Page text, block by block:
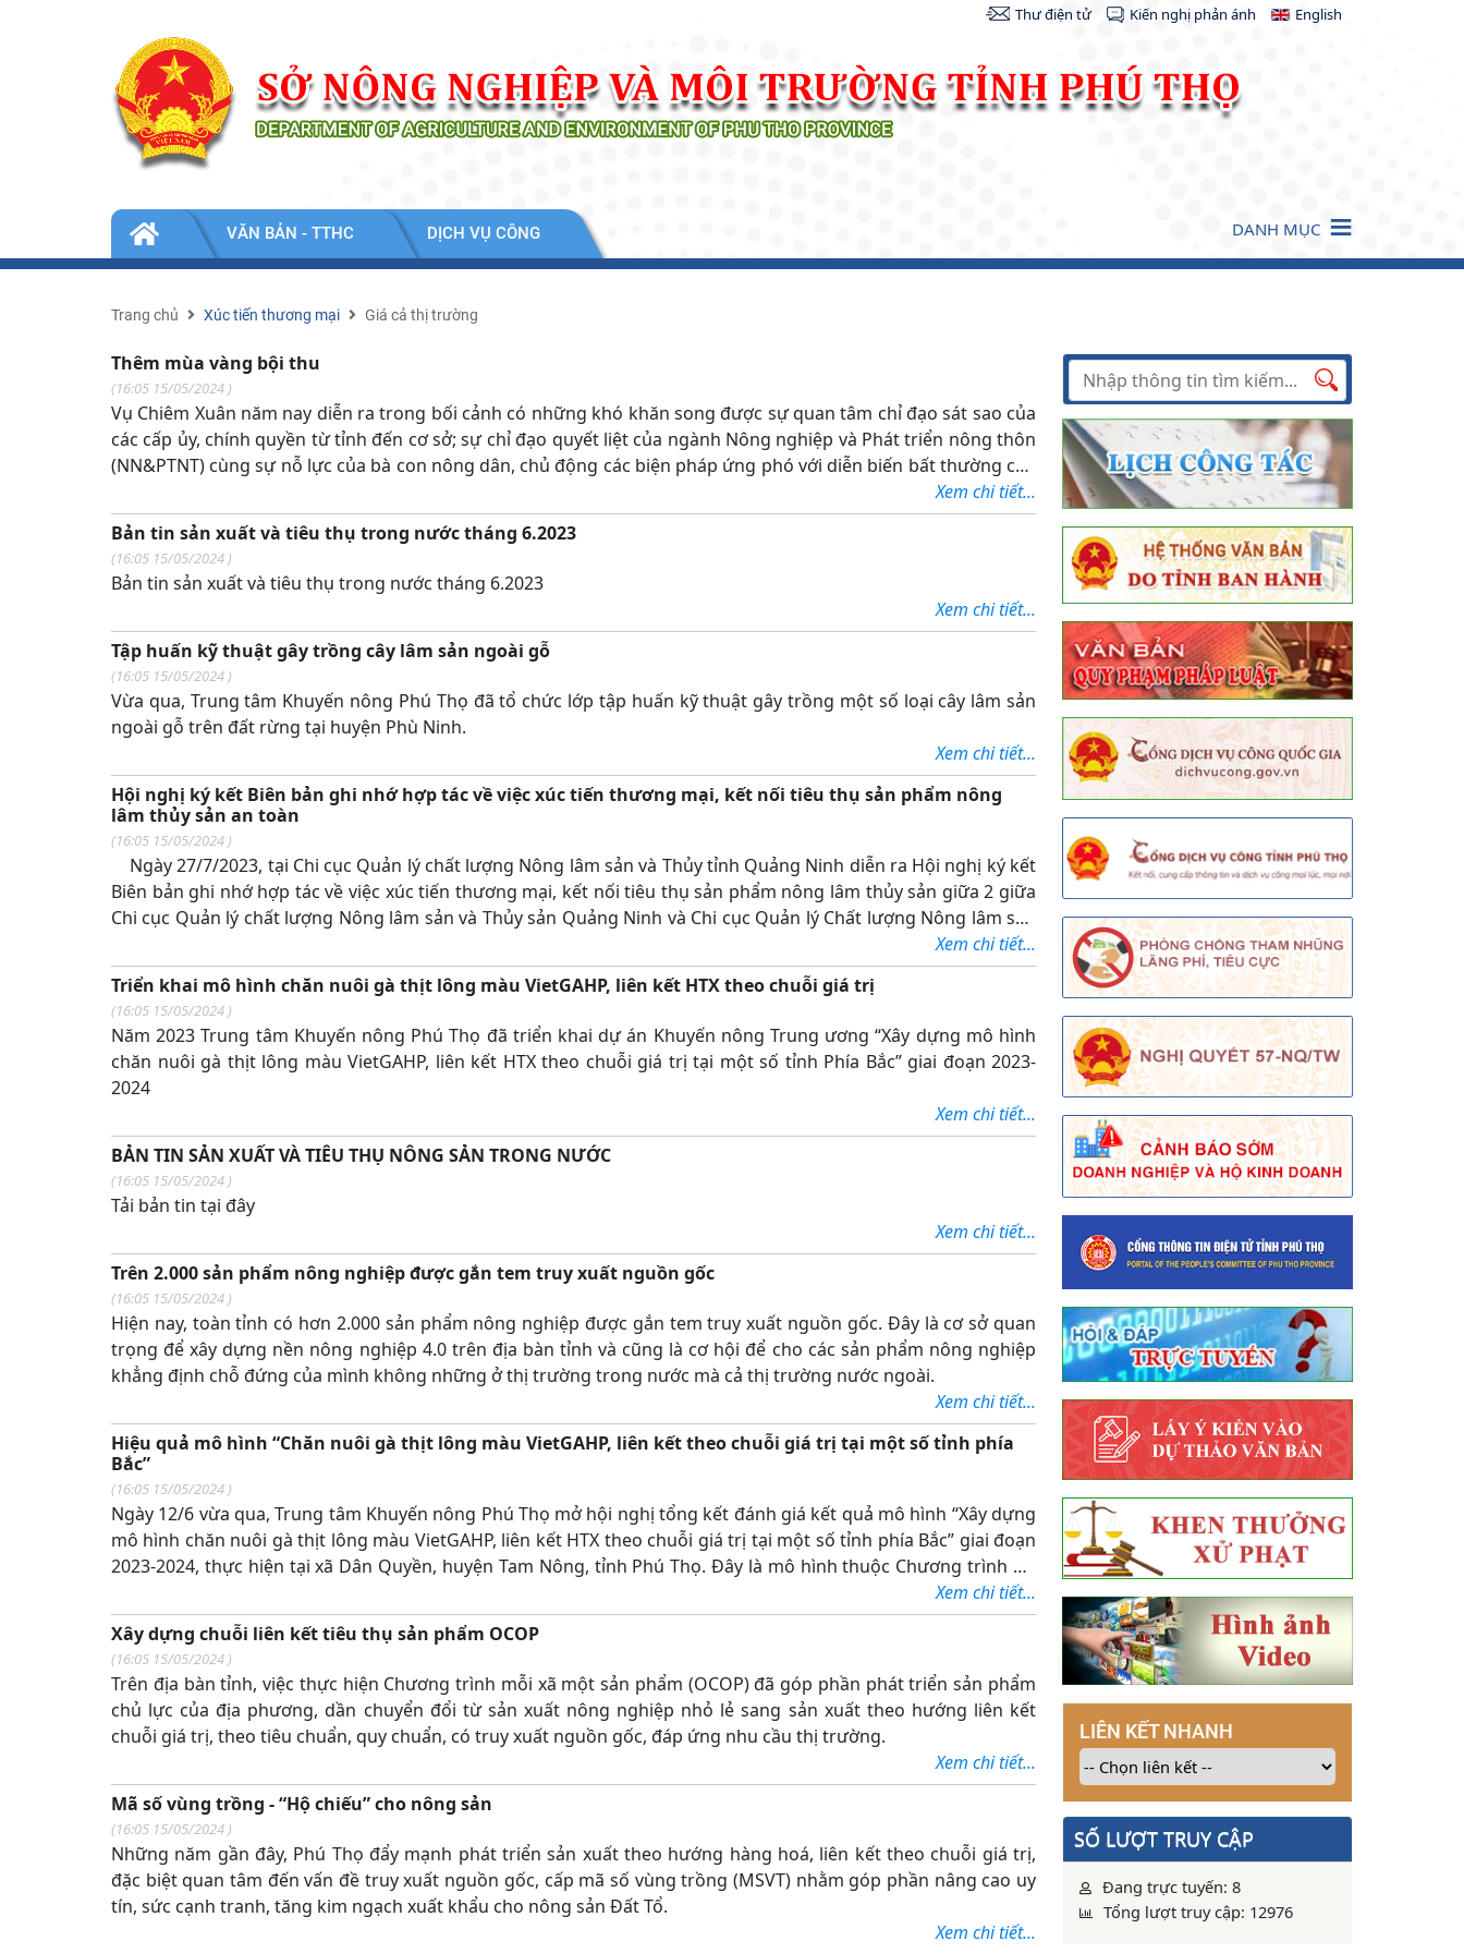
Thư điện tử Kiến nghị phản ánh English
-
VĂN BẢN - TTHC DỊCH VỤ CÔNG DANH MỤC
Trang chủ Xúc tiến thương mại Giá cả thị trường
Thêm mùa vàng bội thu
(16:05 15/05/2024 )
Vụ Chiêm Xuân năm nay diễn ra trong bối cảnh có những khó khăn song được sự quan tâm chỉ đạo sát sao của
các cấp ủy, chính quyền từ tỉnh đến cơ sở; sự chỉ đạo quyết liệt của ngành Nông nghiệp và Phát triển nông thôn
(NN&PTNT) cùng sự nỗ lực của bà con nông dân, chủ động các biện pháp ứng phó với diễn biến bất thường của
thời tiết, đẩy mạnh ứng dụng tiến bộ khoa học kỹ thuật nên cây lúa sinh trưởng, phát triển tốt, cho mùa vàng
bội thu.
Xem chi tiết...
Bản tin sản xuất và tiêu thụ trong nước tháng 6.2023
(16:05 15/05/2024 )
Bản tin sản xuất và tiêu thụ trong nước tháng 6.2023
Xem chi tiết...
Tập huấn kỹ thuật gây trồng cây lâm sản ngoài gỗ
(16:05 15/05/2024 )
Vừa qua, Trung tâm Khuyến nông Phú Thọ đã tổ chức lớp tập huấn kỹ thuật gây trồng một số loại cây lâm sản
ngoài gỗ trên đất rừng tại huyện Phù Ninh.
Xem chi tiết...
Hội nghị ký kết Biên bản ghi nhớ hợp tác về việc xúc tiến thương mại, kết nối tiêu thụ sản phẩm nông
lâm thủy sản an toàn
(16:05 15/05/2024 )
Ngày 27/7/2023, tại Chi cục Quản lý chất lượng Nông lâm sản và Thủy tỉnh Quảng Ninh diễn ra Hội nghị ký kết
Biên bản ghi nhớ hợp tác về việc xúc tiến thương mại, kết nối tiêu thụ sản phẩm nông lâm thủy sản giữa 2 giữa
Chi cục Quản lý chất lượng Nông lâm sản và Thủy sản Quảng Ninh và Chi cục Quản lý Chất lượng Nông lâm sản
Xem chi tiết...
Triển khai mô hình chăn nuôi gà thịt lông màu VietGAHP, liên kết HTX theo chuỗi giá trị
(16:05 15/05/2024 )
Năm 2023 Trung tâm Khuyến nông Phú Thọ đã triển khai dự án Khuyến nông Trung ương “Xây dựng mô hình
chăn nuôi gà thịt lông màu VietGAHP, liên kết HTX theo chuỗi giá trị tại một số tỉnh Phía Bắc” giai đoạn 2023-
2024
Xem chi tiết...
BẢN TIN SẢN XUẤT VÀ TIÊU THỤ NÔNG SẢN TRONG NƯỚC
(16:05 15/05/2024 )
Tải bản tin tại đây
Xem chi tiết...
Trên 2.000 sản phẩm nông nghiệp được gắn tem truy xuất nguồn gốc
(16:05 15/05/2024 )
Hiện nay, toàn tỉnh có hơn 2.000 sản phẩm nông nghiệp được gắn tem truy xuất nguồn gốc. Đây là cơ sở quan
trọng để xây dựng nền nông nghiệp 4.0 trên địa bàn tỉnh và cũng là cơ hội để cho các sản phẩm nông nghiệp
khẳng định chỗ đứng của mình không những ở thị trường trong nước mà cả thị trường nước ngoài.
Xem chi tiết...
Hiệu quả mô hình “Chăn nuôi gà thịt lông màu VietGAHP, liên kết theo chuỗi giá trị tại một số tỉnh phía
Bắc”
(16:05 15/05/2024 )
Ngày 12/6 vừa qua, Trung tâm Khuyến nông Phú Thọ mở hội nghị tổng kết đánh giá kết quả mô hình “Xây dựng
mô hình chăn nuôi gà thịt lông màu VietGAHP, liên kết HTX theo chuỗi giá trị tại một số tỉnh phía Bắc” giai đoạn
2023-2024, thực hiện tại xã Dân Quyền, huyện Tam Nông, tỉnh Phú Thọ. Đây là mô hình thuộc Chương trình dự
án Khuyến nông Trung ương được phối hợp triển khai thực hiện giữa Trung tâm Khuyến nông Phú Thọ và Trung
tâm Khuyến nông Hải Phòng.
Xem chi tiết...
Xây dựng chuỗi liên kết tiêu thụ sản phẩm OCOP
(16:05 15/05/2024 )
Trên địa bàn tỉnh, việc thực hiện Chương trình mỗi xã một sản phẩm (OCOP) đã góp phần phát triển sản phẩm
chủ lực của địa phương, dần chuyển đổi từ sản xuất nông nghiệp nhỏ lẻ sang sản xuất theo hướng liên kết
chuỗi giá trị, theo tiêu chuẩn, quy chuẩn, có truy xuất nguồn gốc, đáp ứng nhu cầu thị trường.
Xem chi tiết...
Mã số vùng trồng - “Hộ chiếu” cho nông sản
(16:05 15/05/2024 )
Những năm gần đây, Phú Thọ đẩy mạnh phát triển sản xuất theo hướng hàng hoá, liên kết theo chuỗi giá trị,
đặc biệt quan tâm đến vấn đề truy xuất nguồn gốc, cấp mã số vùng trồng (MSVT) nhằm góp phần nâng cao uy
tín, sức cạnh tranh, tăng kim ngạch xuất khẩu cho nông sản Đất Tổ.
Xem chi tiết...
Tìm kiếm
Tìm
kiếm
LIÊN KẾT NHANH
SỐ LƯỢT TRUY CẬP
Đang trực tuyến: 8
Tổng lượt truy cập: 12976